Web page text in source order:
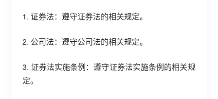
1. 证券法：遵守证券法的相关规定。
2. 公司法：遵守公司法的相关规定。
3. 证券法实施条例：遵守证券法实施条例的相关规
定。